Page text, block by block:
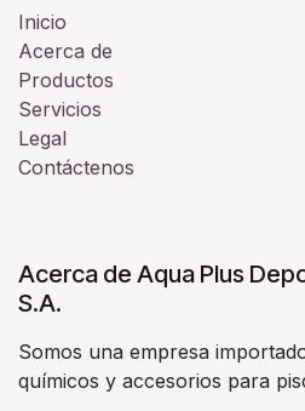
Inicio
Acerca de
Productos
Servicios
Legal
Contáctenos
Acerca de Aqua Plus
S.A.
Somos una empresa
químicos y accesorios para